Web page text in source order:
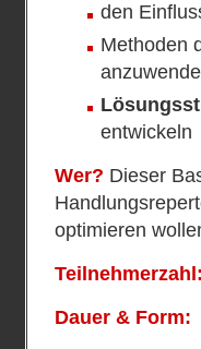
den
Methoden
entwickeln
Wer? Dieser
optimieren
Teilnehmerzahl:
Dauer & Form: